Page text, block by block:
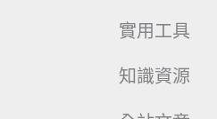
實用工具
知識資源